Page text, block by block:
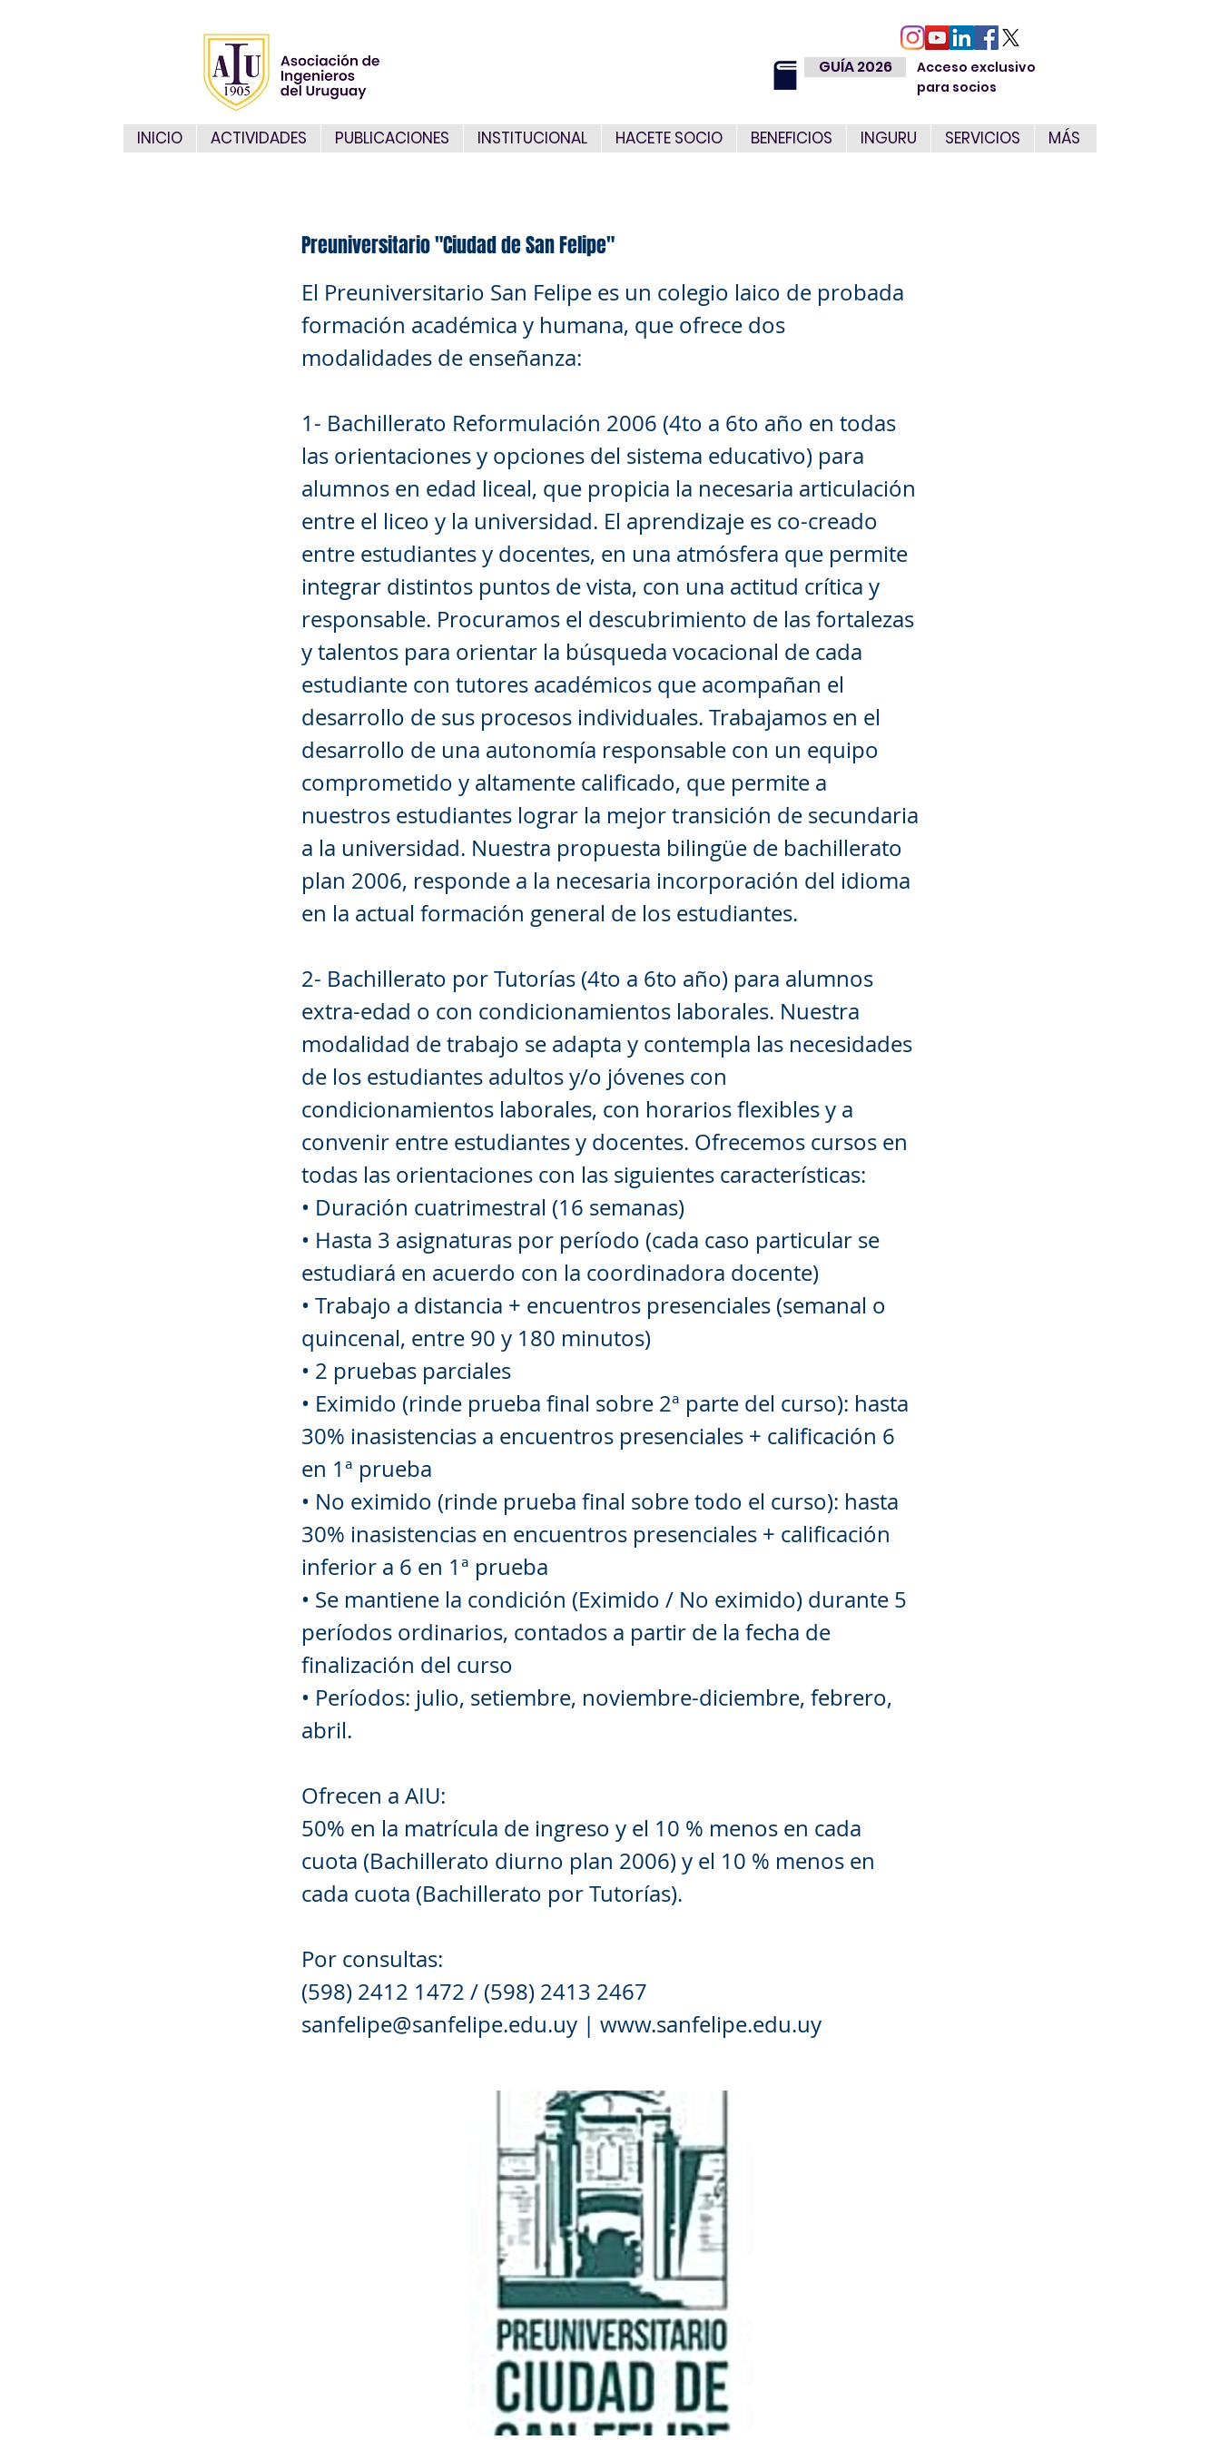
GUÍA 2026
Acceso exclusivo
para socios
INICIO ACTIVIDADES PUBLICACIONES INSTITUCIONAL HACETE SOCIO BENEFICIOS INGURU SERVICIOS MÁS
Preuniversitario "Ciudad de San Felipe"
El Preuniversitario San Felipe es un colegio laico de probada
formación académica y humana, que ofrece dos
modalidades de enseñanza:
1- Bachillerato Reformulación 2006 (4to a 6to año en todas
las orientaciones y opciones del sistema educativo) para
alumnos en edad liceal, que propicia la necesaria articulación
entre el liceo y la universidad. El aprendizaje es co-creado
entre estudiantes y docentes, en una atmósfera que permite
integrar distintos puntos de vista, con una actitud crítica y
responsable. Procuramos el descubrimiento de las fortalezas
y talentos para orientar la búsqueda vocacional de cada
estudiante con tutores académicos que acompañan el
desarrollo de sus procesos individuales. Trabajamos en el
desarrollo de una autonomía responsable con un equipo
comprometido y altamente calificado, que permite a
nuestros estudiantes lograr la mejor transición de secundaria
a la universidad. Nuestra propuesta bilingüe de bachillerato
plan 2006, responde a la necesaria incorporación del idioma
en la actual formación general de los estudiantes.
2- Bachillerato por Tutorías (4to a 6to año) para alumnos
extra-edad o con condicionamientos laborales. Nuestra
modalidad de trabajo se adapta y contempla las necesidades
de los estudiantes adultos y/o jóvenes con
condicionamientos laborales, con horarios flexibles y a
convenir entre estudiantes y docentes. Ofrecemos cursos en
todas las orientaciones con las siguientes características:
• Duración cuatrimestral (16 semanas)
• Hasta 3 asignaturas por período (cada caso particular se
estudiará en acuerdo con la coordinadora docente)
• Trabajo a distancia + encuentros presenciales (semanal o
quincenal, entre 90 y 180 minutos)
• 2 pruebas parciales
• Eximido (rinde prueba final sobre 2ª parte del curso): hasta
30% inasistencias a encuentros presenciales + calificación 6
en 1ª prueba
• No eximido (rinde prueba final sobre todo el curso): hasta
30% inasistencias en encuentros presenciales + calificación
inferior a 6 en 1ª prueba
• Se mantiene la condición (Eximido / No eximido) durante 5
períodos ordinarios, contados a partir de la fecha de
finalización del curso
• Períodos: julio, setiembre, noviembre-diciembre, febrero,
abril.
Ofrecen a AIU:
50% en la matrícula de ingreso y el 10 % menos en cada
cuota (Bachillerato diurno plan 2006) y el 10 % menos en
cada cuota (Bachillerato por Tutorías).
Por consultas:
(598) 2412 1472 / (598) 2413 2467
sanfelipe@sanfelipe.edu.uy | www.sanfelipe.edu.uy